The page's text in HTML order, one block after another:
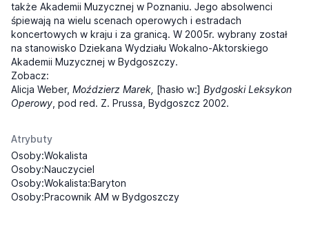
także Akademii Muzycznej w Poznaniu. Jego absolwenci
śpiewają na wielu scenach operowych i estradach
koncertowych w kraju i za granicą. W 2005r. wybrany został
na stanowisko Dziekana Wydziału Wokalno-Aktorskiego
Akademii Muzycznej w Bydgoszczy.
Zobacz:
Alicja Weber, Moździerz Marek, [hasło w:] Bydgoski Leksykon
Operowy pod red. Z. Prussa, Bydgoszcz 2002.
Atrybuty
Osoby:Wokalista
Osoby:Nauczyciel
Osoby:Wokalista:Baryton
Osoby:Pracownik AM w Bydgoszczy